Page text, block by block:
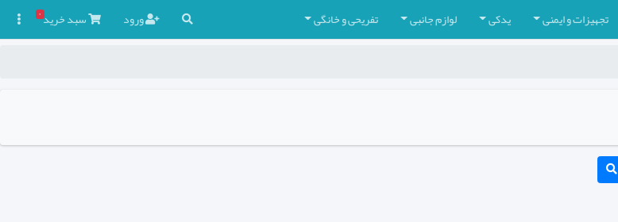
تجهیزات و ایمنی یدکی لوازم جانبی تفریحی و خانگی ورود سبدخرید۰